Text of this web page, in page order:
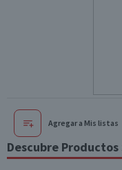
Agregar a Mis listas
Descubre